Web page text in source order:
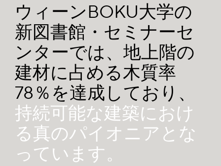
ウィーンBOKU大学の
新図書館・セミナーセ
ンターでは、地上階の
建材に占める木質率
78％を達成しており、
持続可能な建築におけ
る真のパイオニアとな
っています。